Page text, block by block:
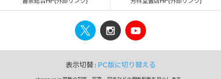
表示切替 : PC版に切り替える